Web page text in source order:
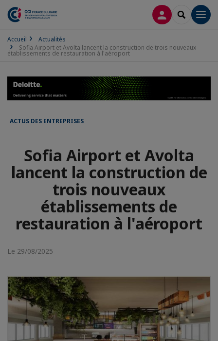
CONNEXION
Accueil
Actualités
Sofia Airport et Avolta lancent la construction de trois nouveaux
établissements de restauration à l'aéroport
ACTUS DES ENTREPRISES
Sofia Airport et Avolta
lancent la construction de
trois nouveaux
établissements de
restauration à l'aéroport
Le 29/08/2025